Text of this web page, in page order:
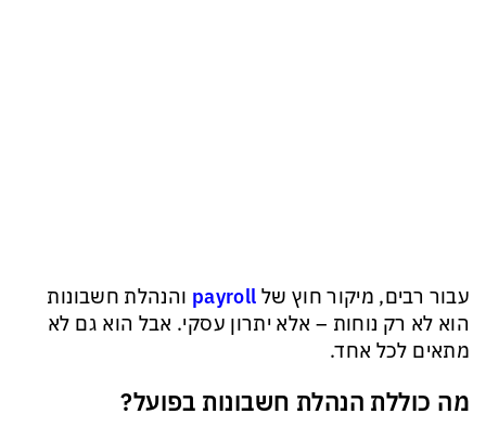
עבור רבים, מיקור חוץ של payroll והנהלת חשבונות
הוא לא רק נוחות – אלא יתרון עסקי. אבל הוא גם לא
מתאים לכל אחד.
מה כוללת הנהלת חשבונות בפועל?